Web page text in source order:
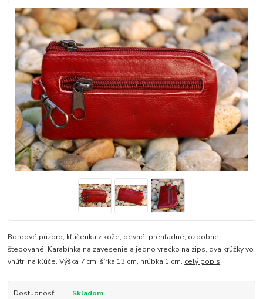
Bordové púzdro, kľúčenka z kože, pevné, prehľadné, ozdobne
štepované. Karabínka na zavesenie a jedno vrecko na zips, dva krúžky vo
vnútri na kľúče. Výška 7 cm, šírka 13 cm, hrúbka 1 cm. celý popis
Dostupnosť Skladom